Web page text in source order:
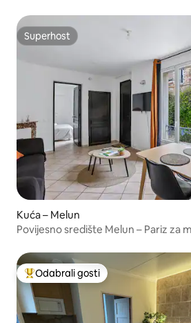
Superhost
Superhost
Kuća – Melun
Povijesno središte Melun – Pariz za
Među najviše rangiranima s
Odabrali gosti